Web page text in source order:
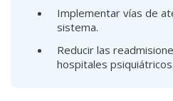
Implementar vías de
sistema.
Reducir las
hospitales psiquiátricos.